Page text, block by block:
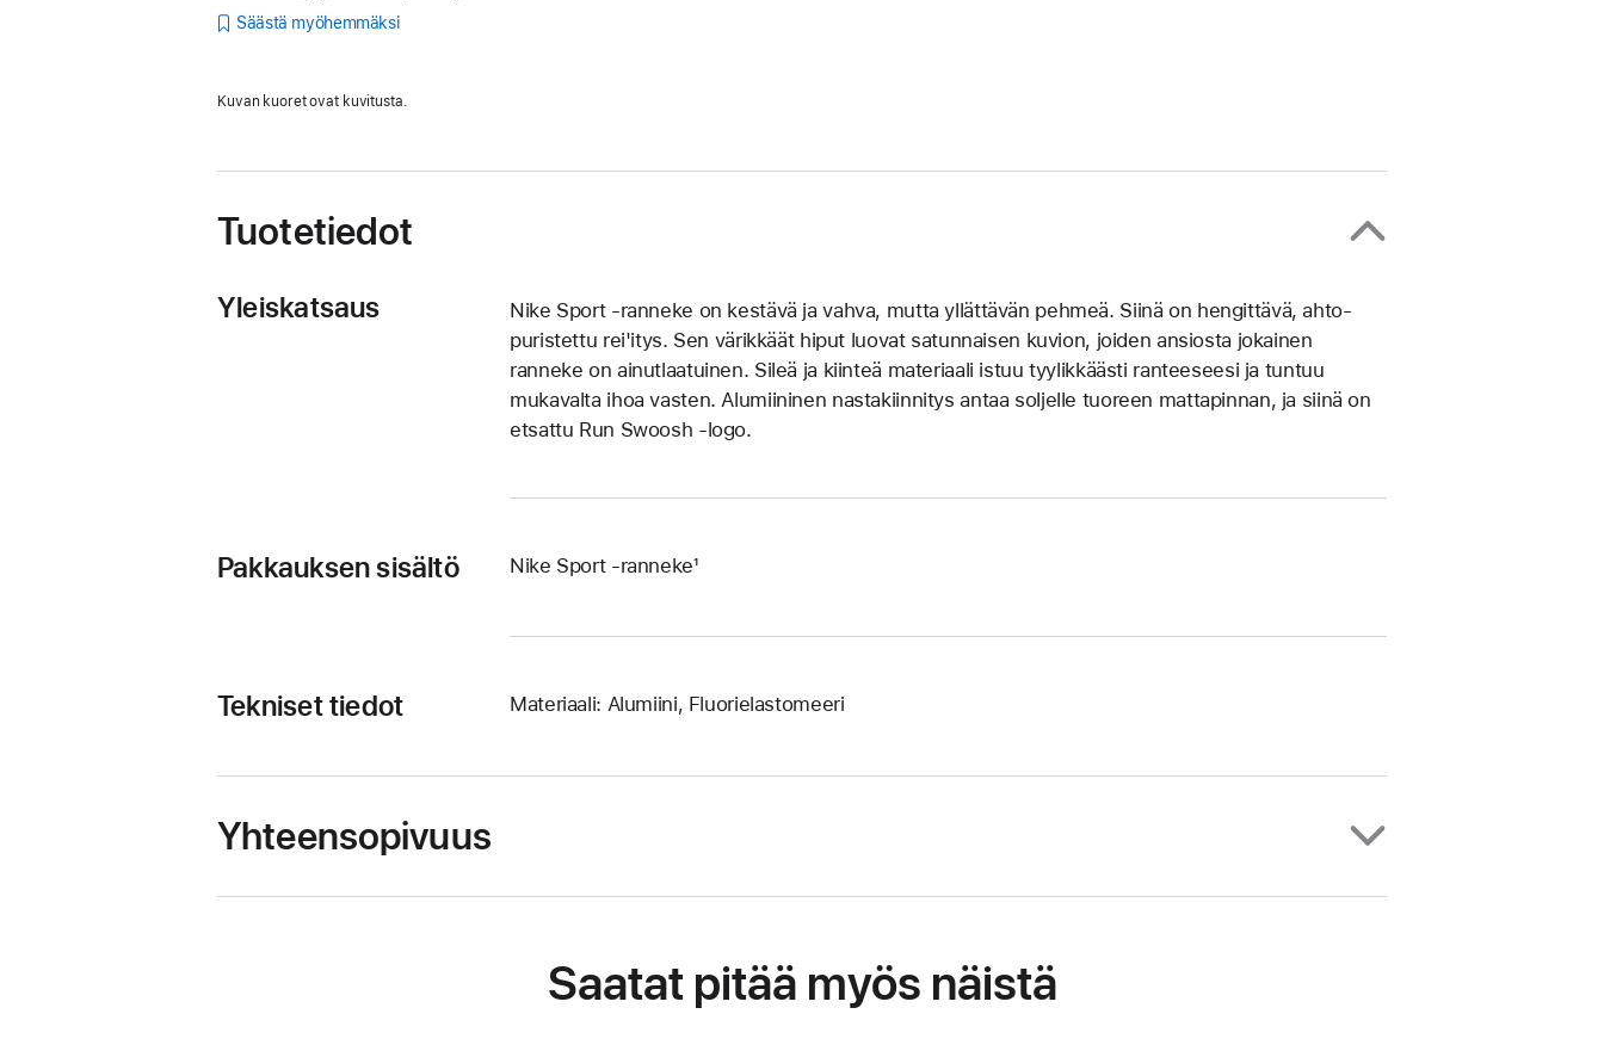
Säästä myöhemmäksi
Kuvan kuoret ovat kuvitusta.
Tuotetiedot
Yleiskatsaus
Nike Sport ‑ranneke on kestävä ja vahva, mutta yllättävän pehmeä. Siinä on hengittävä, ahto­­
puristettu rei'itys. Sen värikkäät hiput luovat satunnaisen kuvion, joiden ansiosta jokainen
ranneke on ainutlaatuinen. Sileä ja kiinteä materiaali istuu tyylikkäästi ranteeseesi ja tuntuu
mukavalta ihoa vasten. Alumiininen nastakiinnitys antaa soljelle tuoreen matta­pinnan, ja siinä on
etsattu Run Swoosh -logo.
Pakkauksen sisältö Nike Sport -ranneke¹
Tekniset tiedot Materiaali: Alumiini, Fluorielastomeeri
Yhteensopivuus
Saatat pitää myös näistä